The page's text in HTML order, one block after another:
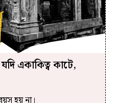
একাকিত্ব কাটে,